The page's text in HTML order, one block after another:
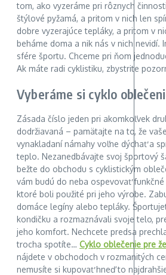
tom, ako vyzeráme pri rôznych
štýlové pyžamá, a pritom v nich len
dobre vyzerajúce tepláky, a pritom v
beháme doma a nik nás v nich nevidí.
sfére športu. Chceme pri ňom
Ak máte radi cyklistiku, zbystrite
Vyberáme si cyklo
Zásada číslo jeden pri akomkoľvek
dodržiavaná – pamätajte na to, že
vynakladaní námahy voľne dýchať a
teplo. Nezanedbávajte svoj športový
bežte do obchodu s cyklistickým
vám budú do neba ospevovať
ktoré boli použité pri jeho výrobe.
domáce legíny alebo tepláky.
kondičku a rozmaznávali svoje telo,
jeho komfort. Nechcete predsa
trocha spotíte… Cyklo oblečenie pre
nájdete v obchodoch v rozmanitých
nemusíte si kupovať hneď to